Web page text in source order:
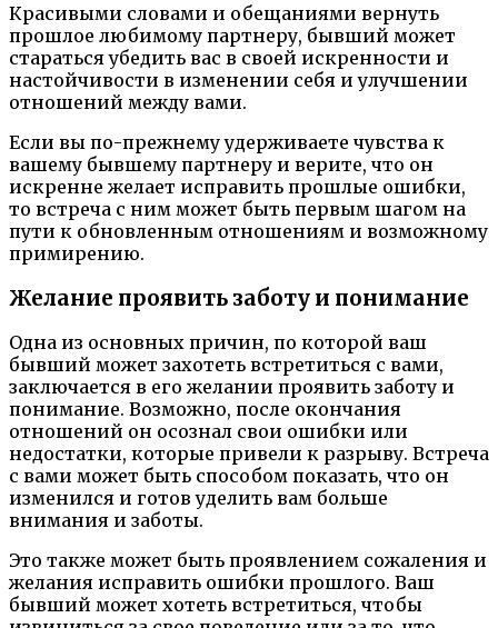
Красивыми словами и обещаниями вернуть
прошлое любимому партнеру, бывший может
стараться убедить вас в своей искренности и
настойчивости в изменении себя и улучшении
отношений между вами.
Если вы по-прежнему удерживаете чувства к
вашему бывшему партнеру и верите, что он
искренне желает исправить прошлые ошибки,
то встреча с ним может быть первым шагом на
пути к обновленным отношениям и возможному
примирению.
Желание проявить заботу и понимание
Одна из основных причин, по которой ваш
бывший может захотеть встретиться с вами,
заключается в его желании проявить заботу и
понимание. Возможно, после окончания
отношений он осознал свои ошибки или
недостатки, которые привели к разрыву. Встреча
с вами может быть способом показать, что он
изменился и готов уделить вам больше
внимания и заботы.
Это также может быть проявлением сожаления и
желания исправить ошибки прошлого. Ваш
бывший может хотеть встретиться, чтобы